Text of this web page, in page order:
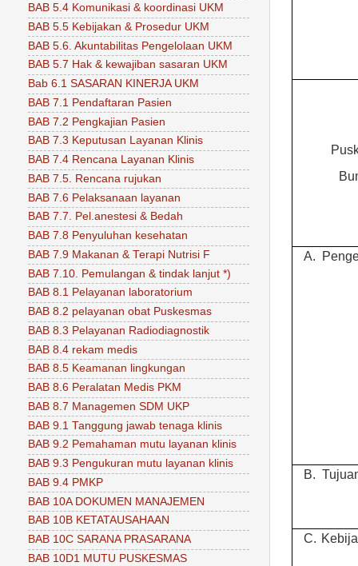
A.
B.
C.
BAB 5.4 Komunikasi & koordinasi UKM
BAB 5.5 Kebijakan & Prosedur UKM
BAB 5.6. Akuntabilitas Pengelolaan UKM
BAB 5.7 Hak & kewajiban sasaran UKM
Bab 6.1 SASARAN KINERJA UKM
BAB 7.1 Pendaftaran Pasien
BAB 7.2 Pengkajian Pasien
BAB 7.3 Keputusan Layanan Klinis
BAB 7.4 Rencana Layanan Klinis
BAB 7.5. Rencana rujukan
BAB 7.6 Pelaksanaan layanan
BAB 7.7. Pel.anestesi & Bedah
BAB 7.8 Penyuluhan kesehatan
BAB 7.9 Makanan & Terapi Nutrisi F
BAB 7.10. Pemulangan & tindak lanjut *)
BAB 8.1 Pelayanan laboratorium
BAB 8.2 pelayanan obat Puskesmas
BAB 8.3 Pelayanan Radiodiagnostik
BAB 8.4 rekam medis
BAB 8.5 Keamanan lingkungan
BAB 8.6 Peralatan Medis PKM
BAB 8.7 Managemen SDM UKP
BAB 9.1 Tanggung jawab tenaga klinis
BAB 9.2 Pemahaman mutu layanan klinis
BAB 9.3 Pengukuran mutu layanan klinis
BAB 9.4 PMKP
BAB 10A DOKUMEN MANAJEMEN
BAB 10B KETATAUSAHAAN
BAB 10C SARANA PRASARANA
BAB 10D1 MUTU PUSKESMAS